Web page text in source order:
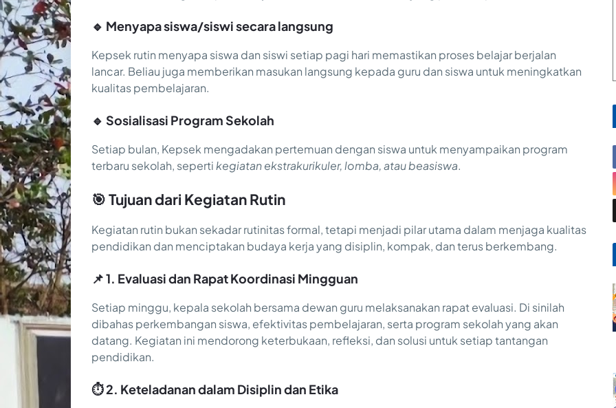
🔹 Menyapa siswa/siswi secara langsung
Kepsek rutin menyapa siswa dan siswi setiap pagi hari memastikan proses belajar berjalan
lancar. Beliau juga memberikan masukan langsung kepada guru dan siswa untuk meningkatkan
kualitas pembelajaran.
🔹 Sosialisasi Program Sekolah
Setiap bulan, Kepsek mengadakan pertemuan dengan siswa untuk menyampaikan program
terbaru sekolah, sepertikegiatan ekstrakurikuler, lomba, atau beasiswa.
🎯 Tujuan dari Kegiatan Rutin
Kegiatan rutin bukan sekadar rutinitas formal, tetapi menjadi pilar utama dalam menjaga kualitas
pendidikan dan menciptakan budaya kerja yang disiplin, kompak, dan terus berkembang.
📌 1. Evaluasi dan Rapat Koordinasi Mingguan
Setiap minggu, kepala sekolah bersama dewan guru melaksanakan rapat evaluasi. Di sinilah
dibahas perkembangan siswa, efektivitas pembelajaran, serta program sekolah yang akan
datang. Kegiatan ini mendorong keterbukaan, refleksi, dan solusi untuk setiap tantangan
pendidikan.
⏱️ 2. Keteladanan dalam Disiplin dan Etika